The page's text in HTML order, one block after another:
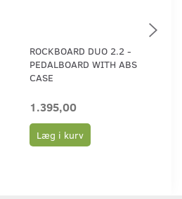
ROCKBOARD DUO 2.2 -
PEDALBOARD WITH ABS
CASE
1.395,00
Læg i kurv